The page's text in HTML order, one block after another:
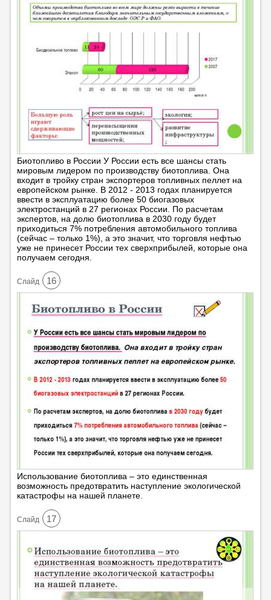
Биотопливо в России У России есть все шансы стать
мировым лидером по производству биотоплива. Она
входит в тройку стран экспортеров топливных пеллет на
европейском рынке. В 2012 - 2013 годах планируется
ввести в эксплуатацию более 50 биогазовых
электростанций в 27 регионах России. По расчетам
экспертов, на долю биотоплива в 2030 году будет
приходиться 7% потребления автомобильного топлива
(сейчас – только 1%), а это значит, что торговля нефтью
уже не принесет России тех сверхприбылей, которые она
получаем сегодня.
Cлайд 16
Использование биотоплива – это единственная
возможность предотвратить наступление экологической
катастрофы на нашей планете.
Cлайд 17